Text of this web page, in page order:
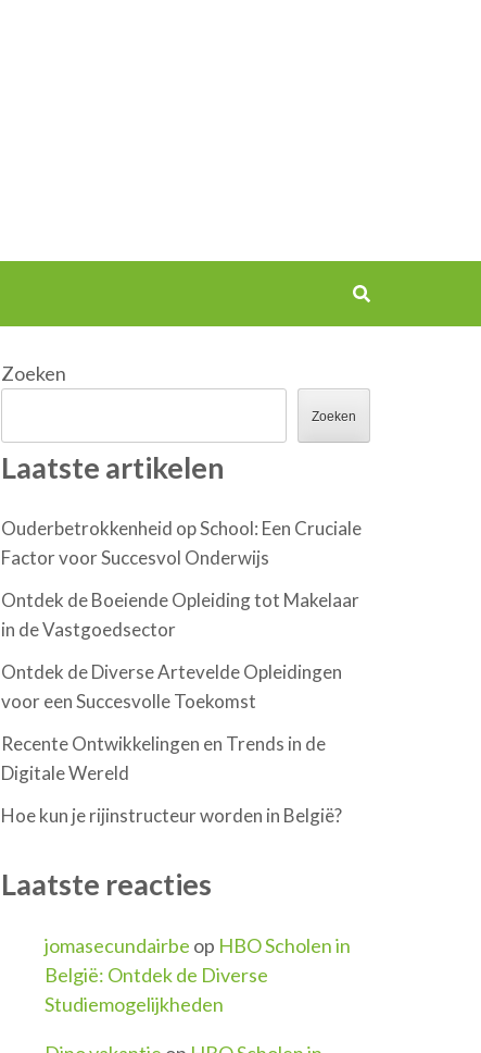
Zoeken
Zoeken
Laatste artikelen
Ouderbetrokkenheid op School: Een Cruciale
Factor voor Succesvol Onderwijs
Ontdek de Boeiende Opleiding tot Makelaar
in de Vastgoedsector
Ontdek de Diverse Artevelde Opleidingen
voor een Succesvolle Toekomst
Recente Ontwikkelingen en Trends in de
Digitale Wereld
Hoe kun je rijinstructeur worden in België?
Laatste reacties
jomasecundairbe op HBO Scholen in
België: Ontdek de Diverse
Studiemogelijkheden